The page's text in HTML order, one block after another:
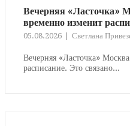
Вечерняя «Ласточка»
временно изменит
05.08.2026 Светлана
Вечерняя «Ласточка»
расписание. Это связано...